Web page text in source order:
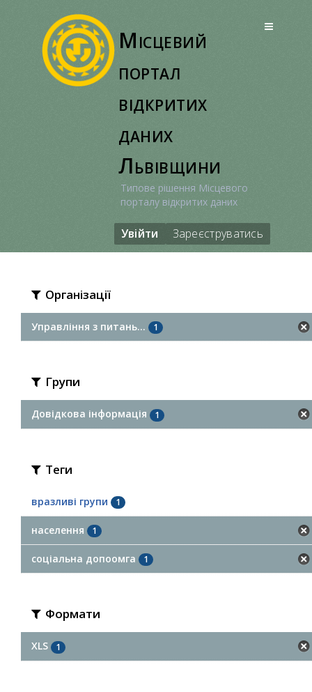
Місцевий
портал
відкритих
даних
Львівщини
Типове рішення Місцевого
порталу відкритих даних
Увійти Зареєструватись
Організації
Управління з питань... 1
Групи
Довідкова інформація 1
Теги
вразливі групи 1
населення 1
соціальна допоомга 1
Формати
XLS 1